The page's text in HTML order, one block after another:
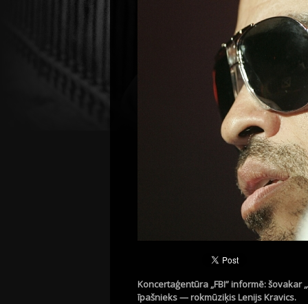
Koncertaģentūra „FBI” informē: šovakar
īpašnieks — rokmūziķis Lenijs Kravics.